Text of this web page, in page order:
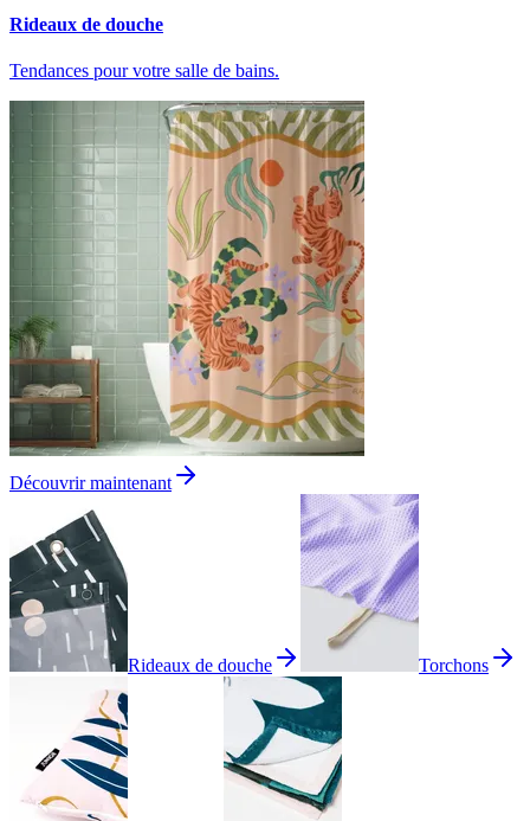
Rideaux de douche
Tendances pour votre salle de bains.
Découvrir maintenant
Rideaux de douche Torchons